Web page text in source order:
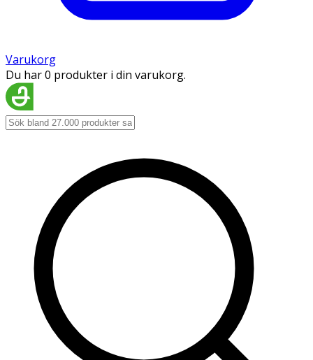
Varukorg
Du har 0 produkter i din varukorg.